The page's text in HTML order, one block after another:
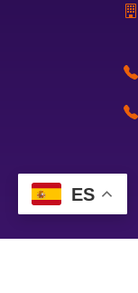
ES